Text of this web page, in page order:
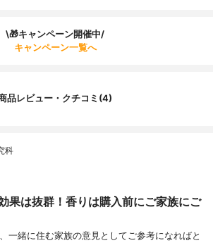
\🎁キャンペーン開催中/
キャンペーン一覧へ
品レビュー・クチコミ(4)
科
果は抜群！香りは購入前にご家族にご
一緒に住む家族の意見としてご参考になればと